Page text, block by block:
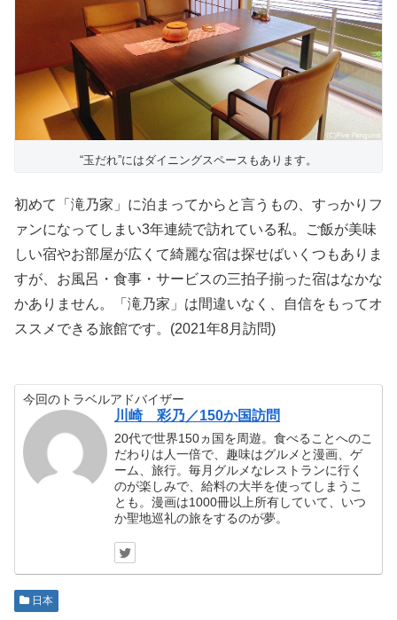
“玉だれ”にはダイニングスペースもあります。
初めて「滝乃家」に泊まってからと言うもの、すっかりフ
ァンになってしまい3年連続で訪れている私。ご飯が美味
しい宿やお部屋が広くて綺麗な宿は探せばいくつもありま
すが、お風呂・食事・サービスの三拍子揃った宿はなかな
かありません。「滝乃家」は間違いなく、自信をもってオ
ススメできる旅館です。(2021年8月訪問)
今回のトラベルアドバイザー
川崎 彩乃／150か国訪問
20代で世界150ヵ国を周遊。食べることへのこ
だわりは人一倍で、趣味はグルメと漫画、ゲ
ーム、旅行。毎月グルメなレストランに行く
のが楽しみで、給料の大半を使ってしまうこ
とも。漫画は1000冊以上所有していて、いつ
か聖地巡礼の旅をするのが夢。
日本